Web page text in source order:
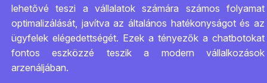
lehetővé teszi a vállalatok számára számos folyamat
optimalizálását, javítva az általános hatékonyságot és az
ügyfelek elégedettségét. Ezek a tényezők a chatbotokat
fontos eszközzé teszik a modern vállalkozások
arzenáljában.